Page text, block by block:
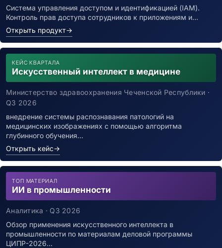
Система управления доступом и идентификацией (IAM).
Контроль прав доступа сотрудников к приложениям и…
Открыть продукт→
КЕЙС КВАРТАЛА
Искусственный интеллект в медицине
Министерство здравоохранения Чеченской Республики ·
Q3 2026
внедрение системы распознавания патологий на
медицинских изображениях с помощью алгоритма
глубинного обучения…
Открыть кейс→
ТОП МАТЕРИАЛ
ИИ в промышленности
Аналитика · Q3 2026
Обзор применения искусственного интеллекта в
промышленности по материалам деловой программы
ЦИПР-2026…